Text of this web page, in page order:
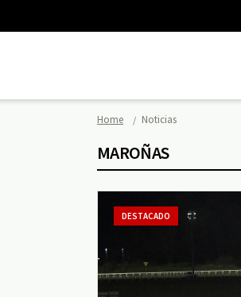
Home Noticias
MAROÑAS
DESTACADO